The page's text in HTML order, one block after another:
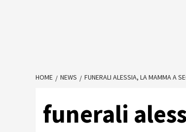
HOME NEWS FUNERALI ALESSIA, LA MAMMA A
funerali